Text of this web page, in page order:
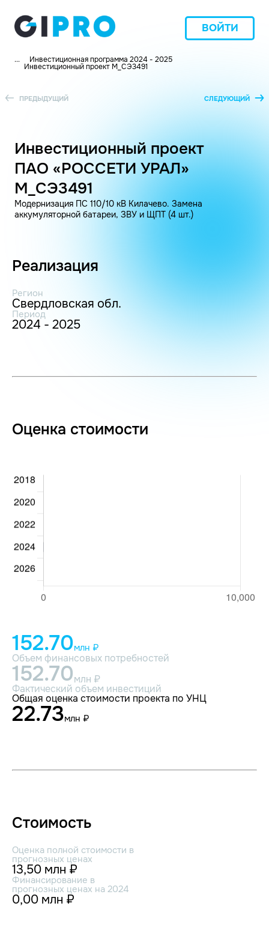
ВОЙТИ
... Инвестиционная программа 2024 - 2025
Инвестиционный проект M_СЭ3491
ПРЕДЫДУЩИЙ СЛЕДУЮЩИЙ
Инвестиционный проект
ПАО «РОССЕТИ УРАЛ»
M_СЭ3491
Модернизация ПС 110/10 кВ Килачево. Замена
аккумуляторной батареи, ЗВУ и ЩПТ (4 шт.)
Реализация
Регион
Свердловская обл.
Период
2024 - 2025
Оценка стоимости
152.70млн ₽
Объем финансовых потребностей
152.70млн ₽
Фактический объем инвестиций
Общая оценка стоимости проекта по УНЦ
22.73млн ₽
Стоимость
Оценка полной стоимости в
прогнозных ценах
13,50 млн ₽
Финансирование в
прогнозных ценах на 2024
0,00 млн ₽